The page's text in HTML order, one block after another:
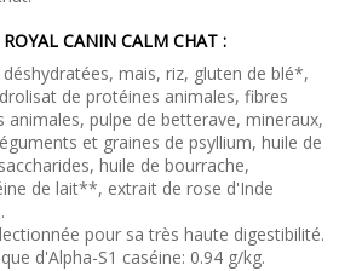
CANIN CALM CHAT :
mais, riz, gluten de blé*,
de protéines animales, fibres
animales, pulpe de betterave, mineraux,
et graines de psyllium, huile de
huile de bourrache,
de lait**, extrait de rose d'Inde
pour sa très haute digestibilité.
d'Alpha-S1 caséine: 0.94 g/kg.